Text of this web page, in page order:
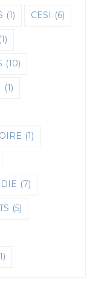
(1) CESI (6)
(1)
(10)
(1)
(1)
(7)
(5)